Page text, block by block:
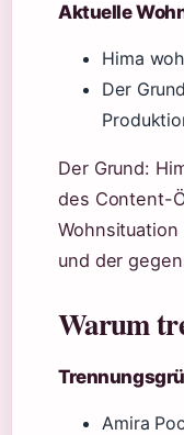
Aktuelle
Hima
Der
Der Grund:
des Content-
und der
Warum
Amira